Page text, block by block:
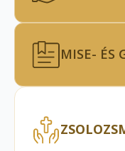
MISE- ÉS